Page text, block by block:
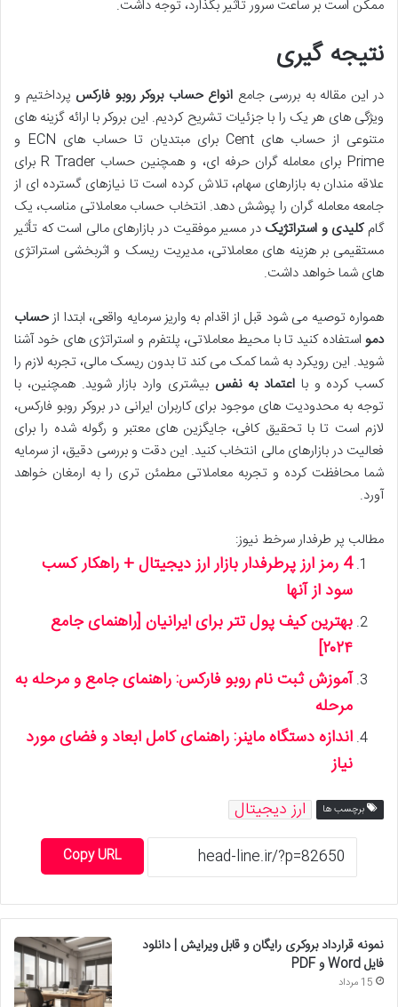
ممکن است بر ساعت سرور تأثیر بگذارد، توجه داشت.
نتیجه گیری
در این مقاله به بررسی جامع انواع حساب بروکر روبو فارکس پرداختیم و
ویژگی های هر یک را با جزئیات تشریح کردیم. این بروکر با ارائه گزینه های
متنوعی از حساب های Cent برای مبتدیان تا حساب های ECN و
Prime برای معامله گران حرفه ای، و همچنین حساب R Trader برای
علاقه مندان به بازارهای سهام، تلاش کرده است تا نیازهای گسترده ای از
جامعه معامله گران را پوشش دهد. انتخاب حساب معاملاتی مناسب، یک
گامکلیدی و استراتژیک در مسیر موفقیت در بازارهای مالی است که تأثیر
مستقیمی بر هزینه های معاملاتی، مدیریت ریسک و اثربخشی استراتژی
های شما خواهد داشت.
همواره توصیه می شود قبل از اقدام به واریز سرمایه واقعی، ابتدا ازحساب
دمو استفاده کنید تا با محیط معاملاتی، پلتفرم و استراتژی های خود آشنا
شوید. این رویکرد به شما کمک می کند تا بدون ریسک مالی، تجربه لازم را
کسب کرده و با اعتماد به نفس بیشتری وارد بازار شوید. همچنین، با
توجه به محدودیت های موجود برای کاربران ایرانی در بروکر روبو فارکس،
لازم است تا با تحقیق کافی، جایگزین های معتبر و رگوله شده را برای
فعالیت در بازارهای مالی انتخاب کنید. این دقت و بررسی دقیق، از سرمایه
شما محافظت کرده و تجربه معاملاتی مطمئن تری را به ارمغان خواهد
آورد.
مطالب پر طرفدار سرخط نیوز:
4 رمز ارز پرطرفدار بازار ارز دیجیتال + راهکار کسب
سود از آنها
بهترین کیف پول تتر برای ایرانیان [راهنمای جامع
۲۰۲۴]
آموزش ثبت نام روبو فارکس: راهنمای جامع و مرحله به
مرحله
اندازه دستگاه ماینر: راهنمای کامل ابعاد و فضای مورد
نیاز
برچسب ها ارز دیجیتال
Copy URL
نمونه قرارداد بروکری رایگان و قابل ویرایش | دانلود
فایل Word و PDF
15 مرداد